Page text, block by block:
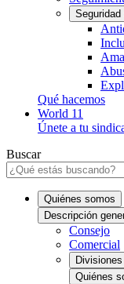
Qué hacemos
World 11
Únete a tu
Buscar
Quiénes somos
Descripción
Consejo
Comercial
Quiénes